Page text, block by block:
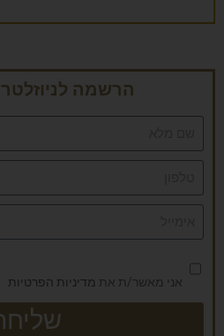
הרשמה
אני מאשר/ת את מדיניות הפרטיות